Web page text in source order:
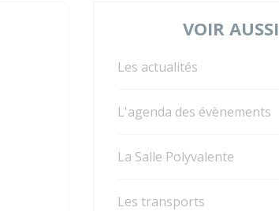
VOIR AUSSI
Les actualités
L'agenda des évènements
La Salle Polyvalente
Les transports